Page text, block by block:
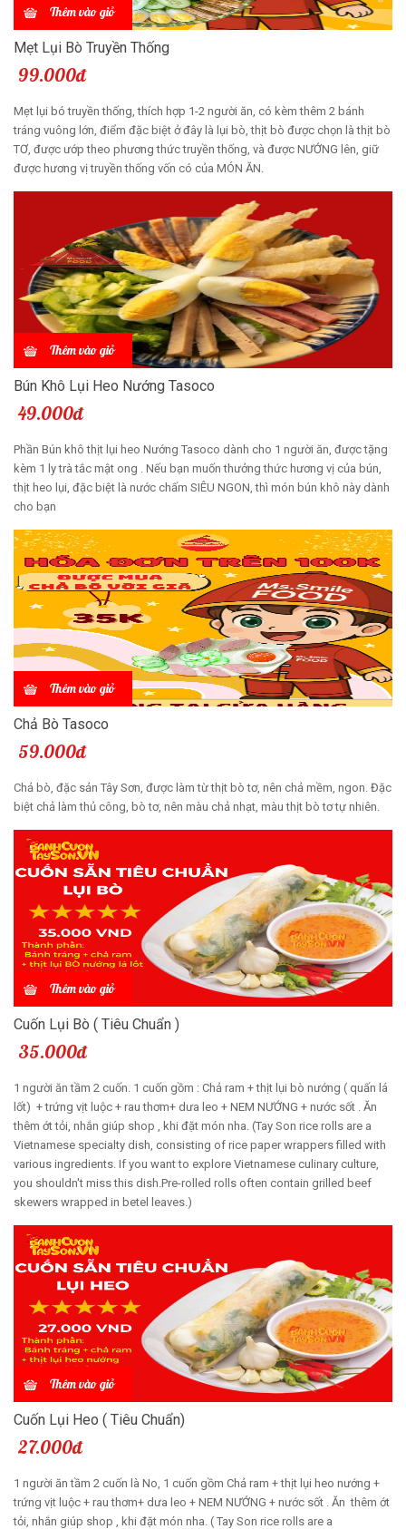
Thêm vào giỏ
Mẹt Lụi Bò Truyền Thống
99.000đ
Mẹt lụi bó truyền thống, thích hợp 1-2 người ăn, có kèm thêm 2 bánh
tráng vuông lớn, điểm đặc biệt ở đây là lụi bò, thịt bò được chọn là thịt bò
TƠ, được ướp theo phương thức truyền thống, và được NƯỚNG lên, giữ
được hương vị truyền thống vốn có của MÓN ĂN.
Thêm vào giỏ
Bún Khô Lụi Heo Nướng Tasoco
49.000đ
Phần Bún khô thịt lụi heo Nướng Tasoco dành cho 1 người ăn, được tặng
kèm 1 ly trà tắc mật ong . Nếu bạn muốn thưởng thức hương vị của bún,
thịt heo lụi, đặc biệt là nước chấm SIÊU NGON, thì món bún khô này dành
cho bạn
Thêm vào giỏ
Chả Bò Tasoco
59.000đ
Chả bò, đặc sản Tây Sơn, được làm từ thịt bò tơ, nên chả mềm, ngon. Đặc
biệt chả làm thủ công, bò tơ, nên màu chả nhạt, màu thịt bò tơ tự nhiên.
Thêm vào giỏ
Cuốn Lụi Bò ( Tiêu Chuẩn )
35.000đ
1 người ăn tầm 2 cuốn. 1 cuốn gồm : Chả ram + thịt lụi bò nướng ( quấn lá
lốt) + trứng vịt luộc + rau thơm+ dưa leo + NEM NƯỚNG + nước sốt . Ăn
thêm ớt tỏi, nhắn giúp shop , khi đặt món nha. (Tay Son rice rolls are a
Vietnamese specialty dish, consisting of rice paper wrappers filled with
various ingredients. If you want to explore Vietnamese culinary culture,
you shouldn't miss this dish.Pre-rolled rolls often contain grilled beef
skewers wrapped in betel leaves.)
Thêm vào giỏ
Cuốn Lụi Heo ( Tiêu Chuẩn)
27.000đ
1 người ăn tầm 2 cuốn là No, 1 cuốn gồm Chả ram + thịt lụi heo nướng +
trứng vịt luộc + rau thơm+ dưa leo + NEM NƯỚNG + nước sốt . Ăn thêm ớt
tỏi, nhắn giúp shop , khi đặt món nha. ( Tay Son rice rolls are a